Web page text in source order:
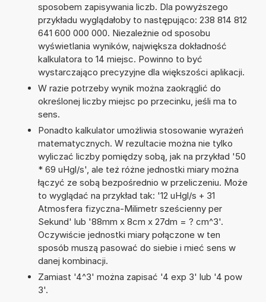
sposobem zapisywania liczb. Dla powyższego
przykładu wyglądałoby to następująco: 238 814 812
641 600 000 000. Niezależnie od sposobu
wyświetlania wyników, największa dokładność
kalkulatora to 14 miejsc. Powinno to być
wystarczająco precyzyjne dla większości aplikacji.
W razie potrzeby wynik można zaokrąglić do
określonej liczby miejsc po przecinku, jeśli ma to
sens.
Ponadto kalkulator umożliwia stosowanie wyrażeń
matematycznych. W rezultacie można nie tylko
wyliczać liczby pomiędzy sobą, jak na przykład '50
* 69 uHgl/s', ale też różne jednostki miary można
łączyć ze sobą bezpośrednio w przeliczeniu. Może
to wyglądać na przykład tak: '12 uHgl/s + 31
Atmosfera fizyczna-Milimetr sześcienny per
Sekund' lub '88mm x 8cm x 27dm = ? cm^3'.
Oczywiście jednostki miary połączone w ten
sposób muszą pasować do siebie i mieć sens w
danej kombinacji.
Zamiast '4^3' można zapisać '4 exp 3' lub '4 pow
3'.